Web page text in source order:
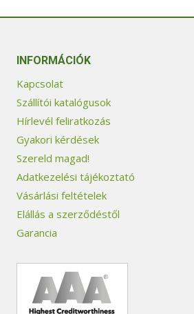
INFORMÁCIÓK
Kapcsolat
Szállítói katalógusok
Hírlevél feliratkozás
Gyakori kérdések
Szereld magad!
Adatkezelési tájékoztató
Vásárlási feltételek
Elállás a szerződéstől
Garancia